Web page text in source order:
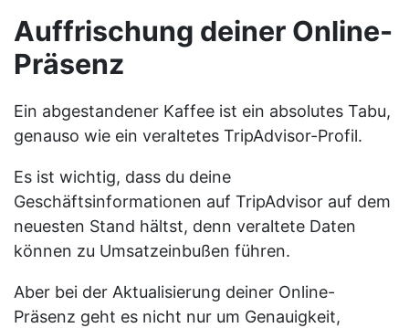
Auffrischung deiner Online-
Präsenz
Ein abgestandener Kaffee ist ein absolutes Tabu,
genauso wie ein veraltetes TripAdvisor-Profil.
Es ist wichtig, dass du deine
Geschäftsinformationen auf TripAdvisor auf dem
neuesten Stand hältst, denn veraltete Daten
können zu Umsatzeinbußen führen.
Aber bei der Aktualisierung deiner Online-
Präsenz geht es nicht nur um Genauigkeit,